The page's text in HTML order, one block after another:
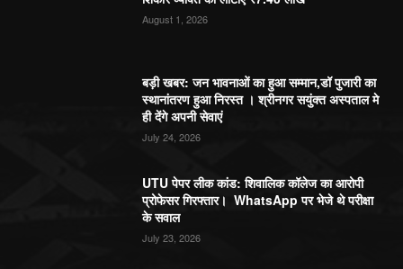
August 1, 2026
बड़ी खबर: जन भावनाओं का हुआ सम्मान,डॉ पुजारी का
स्थानांतरण हुआ निरस्त । श्रीनगर सयुंक्त अस्पताल मे
ही देंगे अपनी सेवाएं
July 24, 2026
UTU पेपर लीक कांड: शिवालिक कॉलेज का आरोपी
प्रोफेसर गिरफ्तार। WhatsApp पर भेजे थे परीक्षा
के सवाल
July 23, 2026